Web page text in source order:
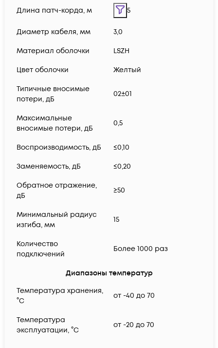
Длина патч-корда, м 5
Диаметр кабеля, мм 3,0
Материал оболочки LSZH
Цвет оболочки Желтый
Типичные вносимые
потери, дБ
02±01
Максимальные
вносимые потери, дБ
0,5
Воспроизводимость, дБ ≤0,10
Заменяемость, дБ ≤0,20
Обратное отражение,
дБ
≥50
Минимальный радиус
изгиба, мм
15
Количество
подключений
Более 1000 раз
Диапазоны температур
Температура хранения,
°C
от -40 до 70
Температура
эксплуатации, °C
от -20 до 70